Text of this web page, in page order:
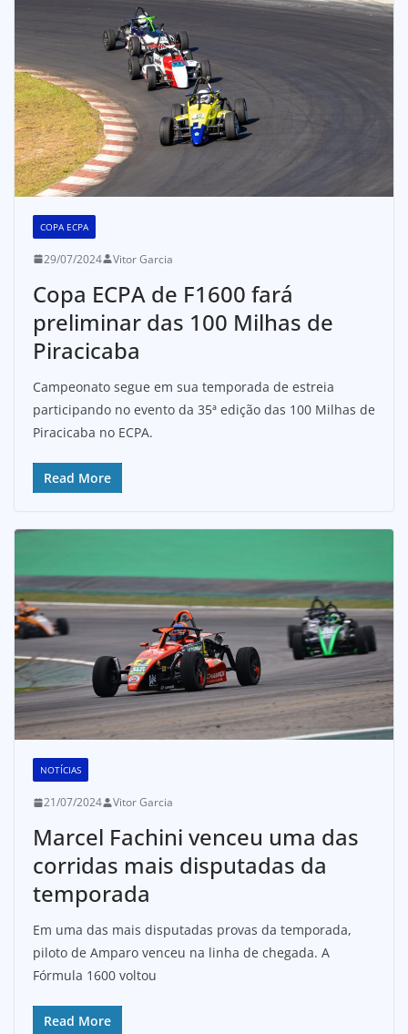
COPA ECPA
29/07/2024 Vitor Garcia
Copa ECPA de F1600 fará
preliminar das 100 Milhas de
Piracicaba
Campeonato segue em sua temporada de estreia
participando no evento da 35ª edição das 100 Milhas de
Piracicaba no ECPA.
Read More
NOTÍCIAS
21/07/2024 Vitor Garcia
Marcel Fachini venceu uma das
corridas mais disputadas da
temporada
Em uma das mais disputadas provas da temporada,
piloto de Amparo venceu na linha de chegada. A
Fórmula 1600 voltou
Read More